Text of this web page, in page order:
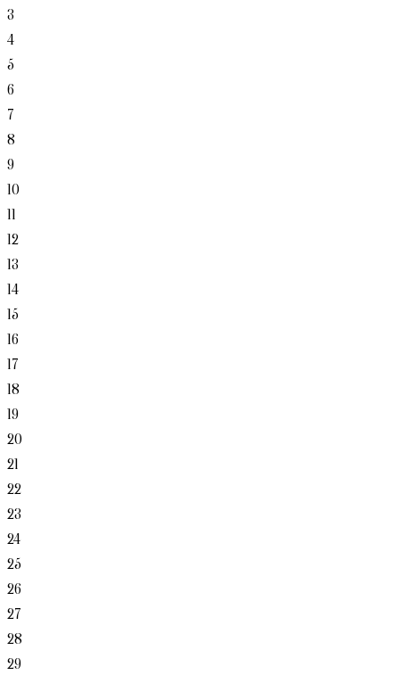
3
4
5
6
7
8
9
10
11
12
13
14
15
16
17
18
19
20
21
22
23
24
25
26
27
28
29